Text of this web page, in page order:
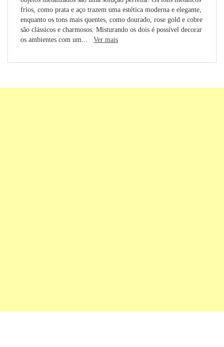
frios, como prata e aço trazem uma estética moderna e elegante,
enquanto os tons mais quentes, como dourado, rose gold e cobre
são clássicos e charmosos. Misturando os dois é possível decorar
os ambientes com um... Ver mais